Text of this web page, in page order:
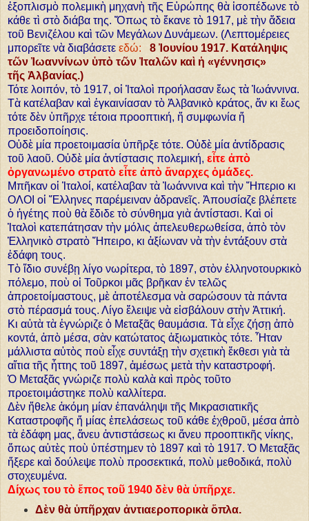
ἐξοπλισμὸ πολεμικὴ μηχανὴ τῆς Εὑρώπης θὰ ἰσοπέδωνε τὸ
κάθε τὶ στὸ διάβα της. Ὅπως τὸ ἔκανε τὸ 1917, μὲ τὴν ἄδεια
τοῦ Βενιζέλου καὶ τῶν Μεγάλων Δυνάμεων. (Λεπτομέρειες
μπορεῖτε νὰ διαβάσετε εδώ:
8 Ἰουνίου 1917. Κατάληψις
τῶν Ἰωαννίνων ὑπὸ τῶν Ἰταλῶν καὶ ἡ «γέννησις»
τῆς Ἀλβανίας.)
Τότε λοιπόν, τὸ 1917, οἱ Ἰταλοὶ προήλασαν ἔως τὰ Ἰωάννινα.
Τὰ κατέλαβαν καὶ ἐγκαινίασαν τὸ Ἀλβανικὸ κράτος, ἄν κι ἔως
τότε δὲν ὑπῆρχε τέτοια προοπτική, ἤ συμφωνία ἤ
προειδοποίησις.
Οὐδὲ μία προετοιμασία ὑπῆρξε τότε. Οὐδὲ μία ἀντίδρασις
τοῦ λαοῦ. Οὐδὲ μία ἀντίστασις πολεμική, εἶτε ἀπὸ
ὀργανωμένο στρατὸ εἶτε ἀπὸ ἄναρχες ὁμάδες.
Μπῆκαν οἱ Ἰταλοί, κατέλαβαν τὰ Ἰωάννινα καὶ τὴν Ἤπεριο κι
ΟΛΟΙ οἱ Ἕλληνες παρέμειναν ἀδρανεῖς. Ἀπουσίαζε βλέπετε
ὁ ἠγέτης ποὺ θὰ ἔδιδε τὸ σύνθημα γιὰ ἀντίστασι. Καὶ οἱ
Ἰταλοὶ κατεπάτησαν τὴν μόλις ἀπελευθερωθείσα, ἀπὸ τὸν
Ἑλληνικὸ στρατὸ Ἤπειρο, κι ἀξίωναν νὰ τὴν ἐντάξουν στὰ
ἐδάφη τους.
Τὸ ἴδιο συνέβῃ λίγο νωρίτερα, τὸ 1897, στὸν ἑλληνοτουρκικὸ
πόλεμο, ποὺ οἱ Τοῦρκοι μᾶς βρῆκαν ἐν τελῶς
ἀπροετοίμαστους, μὲ ἀποτέλεσμα νὰ σαρώσουν τὰ πάντα
στὸ πέρασμά τους. Λίγο ἔλειψε νὰ εἰσβάλουν στὴν Ἀττική.
Κι αὐτὰ τὰ ἐγνώριζε ὁ Μεταξᾶς θαυμάσια. Τὰ εἶχε ζήσῃ ἀπὸ
κοντά, ἀπὸ μέσα, σὰν κατώτατος ἀξιωματικὸς τότε. Ἦταν
μάλλιστα αὐτὸς ποὺ εἶχε συντάξῃ τὴν σχετικὴ ἔκθεσι γιὰ τὰ
αἴτια τῆς ἧττης τοῦ 1897, ἀμέσως μετὰ τὴν καταστροφή.
Ὁ Μεταξᾶς γνώριζε πολὺ καλὰ καὶ πρὸς τοῦτο
προετοιμάστηκε πολὺ καλλίτερα.
Δὲν ἤθελε ἀκόμη μίαν ἐπανάληψι τῆς Μικρασιατικῆς
Καταστροφῆς ἤ μίας ἐπελάσεως τοῦ κάθε ἐχθροῦ, μέσα ἀπὸ
τὰ ἐδάφη μας, ἄνευ ἀντιστάσεως κι ἄνευ προοπτικῆς νίκης,
ὅπως αὐτὲς ποὺ ὑπέστημεν τὸ 1897 καὶ τὸ 1917. Ὁ Μεταξᾶς
ἤξερε καὶ δούλεψε πολὺ προσεκτικά, πολὺ μεθοδικά, πολὺ
στοχευμένα.
Δίχως του τὸ ἔπος τοῦ 1940 δὲν θὰ ὑπῆρχε.
Δὲν θὰ ὑπῆρχαν ἀντιαεροπορικὰ ὅπλα.